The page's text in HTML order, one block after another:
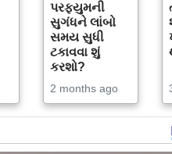
પરફ્યુમની
સુગંધને લાંબો
સમય સુધી
ટકાવવા શું
કરશો?
2 months ago